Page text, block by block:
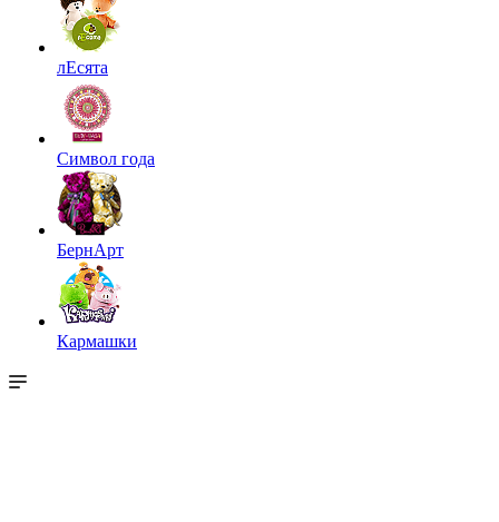
лЕсята
Символ года
БернАрт
Кармашки